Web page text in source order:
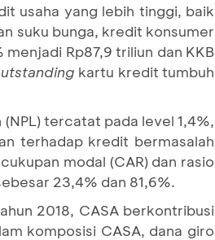
usaha yang lebih tinggi, baik
suku bunga, kredit konsumer
Rp87,9 triliun dan KKB
kartu kredit tumbuh
(NPL) tercatat pada level 1,4%,
terhadap kredit bermasalah
modal (CAR) dan rasio
23,4% dan 81,6%.
2018, CASA berkontribusi
komposisi CASA, dana giro